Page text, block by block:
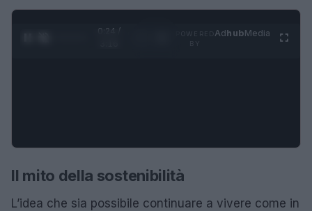
0:25 /
AdhubMedia
Il mito della sostenibilità
L’idea che sia possibile continuare a vivere come in